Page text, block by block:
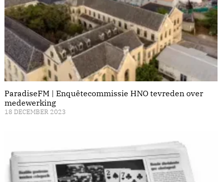
ParadiseFM | Enquêtecommissie HNO tevreden over
medewerking
18 DECEMBER 2023